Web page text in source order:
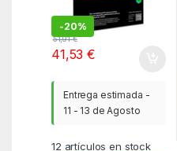
-20%
51,91€
41,53€
Entrega estimada -
11 - 13 de Agosto
12 artículos en stock